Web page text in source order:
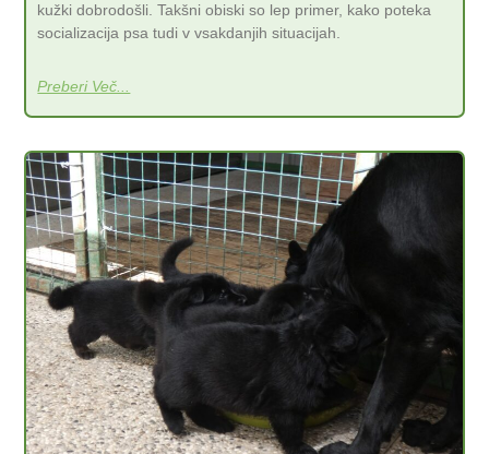
kužki dobrodošli. Takšni obiski so lep primer, kako poteka
socializacija psa tudi v vsakdanjih situacijah.
Preberi Več...